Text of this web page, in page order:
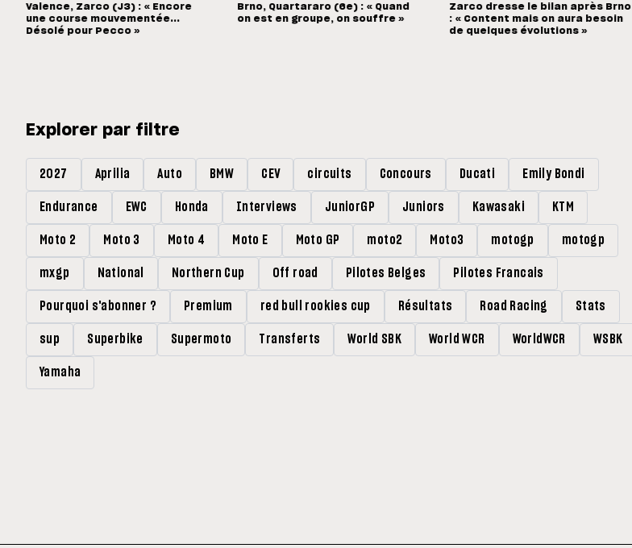
Valence, Zarco (J3) : « Encore
une course mouvementée...
Désolé pour Pecco »
Brno, Quartararo (6e) : « Quand
on est en groupe, on souffre »
Zarco dresse le bilan après Brno
: « Content mais on aura besoin
de quelques évolutions »
Explorer par filtre
2027 Aprilia Auto BMW CEV circuits Concours Ducati Emily Bondi
Endurance EWC Honda Interviews JuniorGP Juniors Kawasaki KTM
Moto 2 Moto 3 Moto 4 Moto E Moto GP moto2 Moto3 motogp motogp
mxgp National Northern Cup Off road Pilotes Belges Pilotes Francais
Pourquoi s'abonner ? Premium red bull rookies cup Résultats Road Racing Stats
sup Superbike Supermoto Transferts World SBK World WCR WorldWCR WSBK
Yamaha